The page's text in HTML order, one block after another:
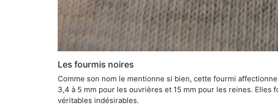
Les fourmis noires
Comme son nom le mentionne si bien, cette fourmi
3,4 à 5 mm pour les ouvrières et 15 mm pour les reines. Elles
véritables indésirables.